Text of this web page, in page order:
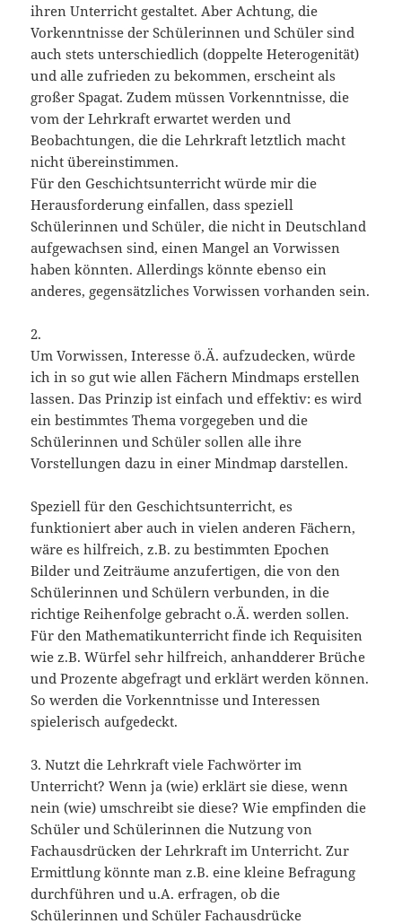
ihren Unterricht gestaltet. Aber Achtung, die
Vorkenntnisse der Schülerinnen und Schüler sind
auch stets unterschiedlich (doppelte Heterogenität)
und alle zufrieden zu bekommen, erscheint als
großer Spagat. Zudem müssen Vorkenntnisse, die
vom der Lehrkraft erwartet werden und
Beobachtungen, die die Lehrkraft letztlich macht
nicht übereinstimmen.
Für den Geschichtsunterricht würde mir die
Herausforderung einfallen, dass speziell
Schülerinnen und Schüler, die nicht in Deutschland
aufgewachsen sind, einen Mangel an Vorwissen
haben könnten. Allerdings könnte ebenso ein
anderes, gegensätzliches Vorwissen vorhanden sein.
2.
Um Vorwissen, Interesse ö.Ä. aufzudecken, würde
ich in so gut wie allen Fächern Mindmaps erstellen
lassen. Das Prinzip ist einfach und effektiv: es wird
ein bestimmtes Thema vorgegeben und die
Schülerinnen und Schüler sollen alle ihre
Vorstellungen dazu in einer Mindmap darstellen.
Speziell für den Geschichtsunterricht, es
funktioniert aber auch in vielen anderen Fächern,
wäre es hilfreich, z.B. zu bestimmten Epochen
Bilder und Zeiträume anzufertigen, die von den
Schülerinnen und Schülern verbunden, in die
richtige Reihenfolge gebracht o.Ä. werden sollen.
Für den Mathematikunterricht finde ich Requisiten
wie z.B. Würfel sehr hilfreich, anhandderer Brüche
und Prozente abgefragt und erklärt werden können.
So werden die Vorkenntnisse und Interessen
spielerisch aufgedeckt.
3. Nutzt die Lehrkraft viele Fachwörter im
Unterricht? Wenn ja (wie) erklärt sie diese, wenn
nein (wie) umschreibt sie diese? Wie empfinden die
Schüler und Schülerinnen die Nutzung von
Fachausdrücken der Lehrkraft im Unterricht. Zur
Ermittlung könnte man z.B. eine kleine Befragung
durchführen und u.A. erfragen, ob die
Schülerinnen und Schüler Fachausdrücke